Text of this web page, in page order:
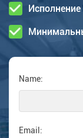
Name:
Email: